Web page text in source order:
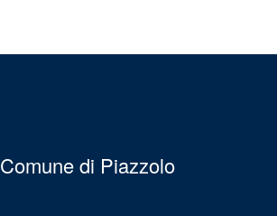
Comune di Piazzolo